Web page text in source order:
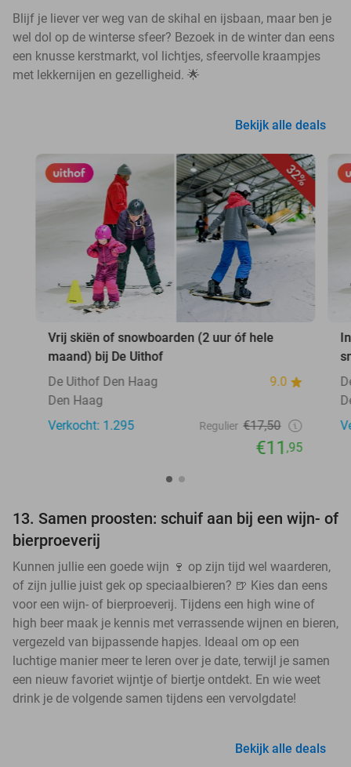
Blijf je liever ver weg van de skihal en ijsbaan, maar ben je
wel dol op de winterse sfeer? Bezoek in de winter dan eens
een knusse kerstmarkt, vol lichtjes, sfeervolle kraampjes
met lekkernijen en gezelligheid. 🌟
Bekijk alle deals
32%
Vrij skiën of snowboarden (2 uur óf hele
maand) bij De Uithof
De Uithof Den Haag
9.0
Den Haag
Verkocht: 1.295
Regulier €17,50
€11,95
13. Samen proosten: schuif aan bij een wijn- of
bierproeverij
Kunnen jullie een goede wijn 🍷 op zijn tijd wel waarderen,
of zijn jullie juist gek op speciaalbieren? 🍺 Kies dan eens
voor een wijn- of bierproeverij. Tijdens een high wine of
high beer maak je kennis met verrassende wijnen en bieren,
vergezeld van bijpassende hapjes. Ideaal om op een
luchtige manier meer te leren over je date, terwijl je samen
een nieuw favoriet wijntje of biertje ontdekt. En wie weet
drink je de volgende samen tijdens een vervolgdate!
Bekijk alle deals